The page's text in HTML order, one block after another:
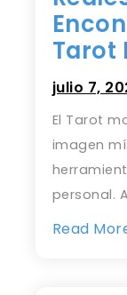
Tarot
julio 7,
El Tarot
imagen
personal.
Read